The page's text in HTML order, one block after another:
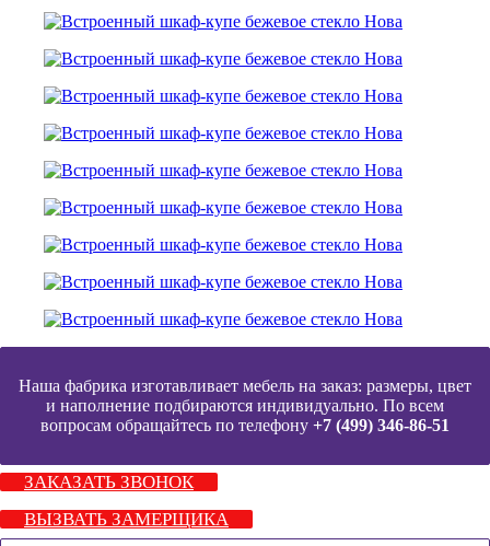
Наша фабрика изготавливает мебель на заказ: размеры, цвет
и наполнение подбираются индивидуально. По всем
вопросам обращайтесь по телефону +7 (499) 346-86-51
ЗАКАЗАТЬ ЗВОНОК
ВЫЗВАТЬ ЗАМЕРЩИКА